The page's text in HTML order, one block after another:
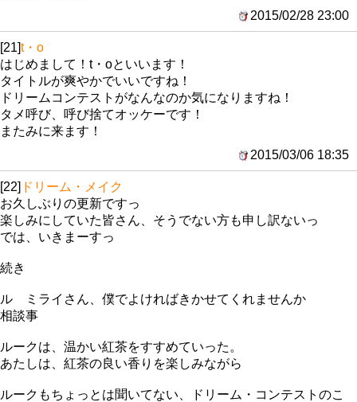
2015/02/28 23:00
[21]t・o
はじめまして！t・oといいます！
タイトルが爽やかでいいですね！
ドリームコンテストがなんなのか気になりますね！
タメ呼び、呼び捨てオッケーです！
またみに来ます！
2015/03/06 18:35
[22] ドリーム・メイク
お久しぶりの更新ですっ
楽しみにしていた皆さん、そうでない方も申し訳ないっ
では、いきまーすっ
続き
ル ミライさん、僕でよければきかせてくれませんか
相談事
ルークは、温かい紅茶をすすめていった。
あたしは、紅茶の良い香りを楽しみながら
ルークもちょっとは聞いてない、ドリーム・コンテストのこ